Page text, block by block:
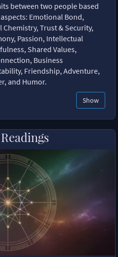
between two people based
Emotional Bond,
Trust & Security,
Passion, Intellectual
Shared Values,
Business
Friendship, Adventure,
and Humor.
Show